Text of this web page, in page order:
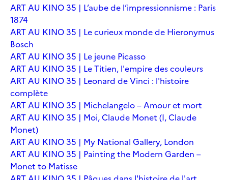
ART AU KINO 35 | L’aube de l’impressionnisme : Paris
1874
ART AU KINO 35 | Le curieux monde de Hieronymus
Bosch
ART AU KINO 35 | Le jeune Picasso
ART AU KINO 35 | Le Titien, l'empire des couleurs
ART AU KINO 35 | Leonard de Vinci : l'histoire
complète
ART AU KINO 35 | Michelangelo – Amour et mort
ART AU KINO 35 | Moi, Claude Monet (I, Claude
Monet)
ART AU KINO 35 | My National Gallery, London
ART AU KINO 35 | Painting the Modern Garden –
Monet to Matisse